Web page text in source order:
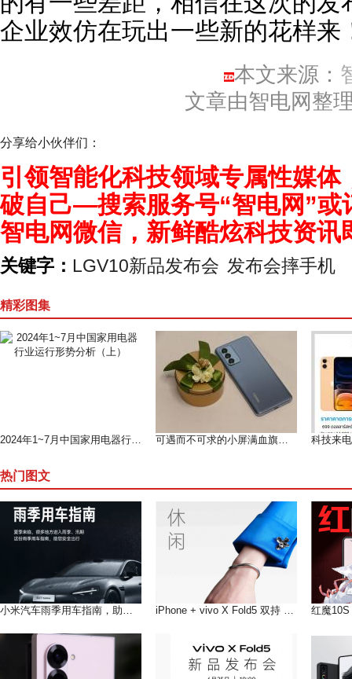
企业效仿在玩出一些新的花样来
本文来源：
文章由智电网整
分享给小伙伴们：
引领智能化科技领域专属性媒
破自己—搜索服务号“智电网”或
智电网微信，新鲜酷炫科技资讯
关键字： LGV10新品发布会 发布会摔手机
精彩图集
2024年1~7月中国家用电器行业运行形势分析（上） 可遇而不可求的小屏满血旗舰--魅族 18测评
热门图文
小米汽车雨季用车指南，助您在雨季安全出行 iPhone + vivo X Fold5 双持 以长补短互联互通双倍快乐!